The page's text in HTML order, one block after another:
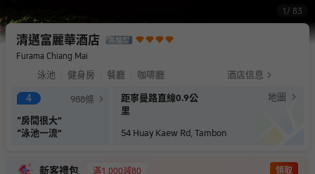
1 83
清邁富麗華酒店
Furama Chiang Mai
泳池 健身房 餐廳 咖啡廳 酒店信息
4 988條
“房間很大”
“泳池一流”
距寧曼路直線0.9公
里
地圖
54 Huay Kaew Rd, Tambon
新客禮包 滿1,000減80 領取